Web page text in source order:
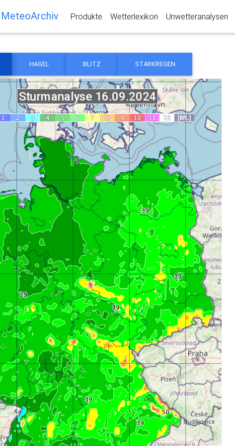
MeteoArchiv Produkte Wetterlexikon Unwetteranalysen
HAGEL BLITZ STARKREGEN